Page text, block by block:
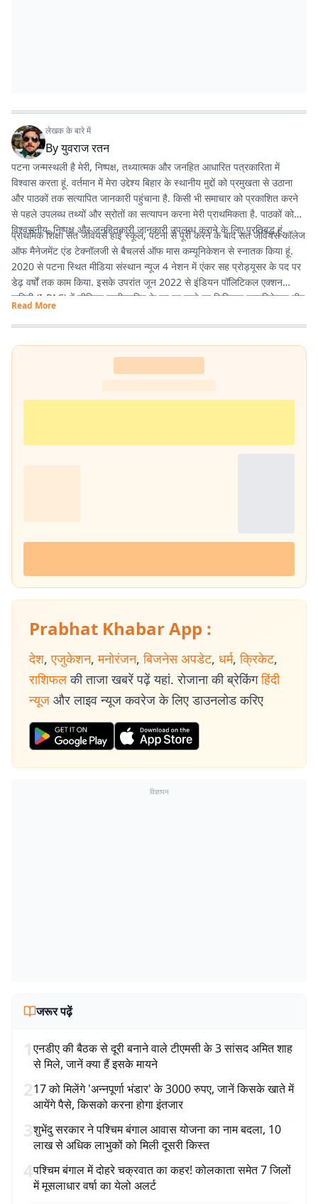
लेखक के बारे में
Byयुवराज रतन
पटना जन्मस्थली है मेरी, निष्पक्ष, तथ्यात्मक और जनहित आधारित पत्रकारिता में
विश्वास करता हूं. वर्तमान में मेरा उद्देश्य बिहार के स्थानीय मुद्दों को प्रमुखता से उठाना
और पाठकों तक सत्यापित जानकारी पहुंचाना है. किसी भी समाचार को प्रकाशित करने
से पहले उपलब्ध तथ्यों और स्रोतों का सत्यापन करना मेरी प्राथमिकता है. पाठकों को
विश्वसनीय, निष्पक्ष और जनहितकारी जानकारी उपलब्ध कराने के लिए प्रतिबद्ध हूं.
प्राथमिक शिक्षा संत जेवियर्स हाई स्कूल, पटना से पूरी करने के बाद संत जेवियर्स कॉलेज
ऑफ मैनेजमेंट एंड टेक्नॉलजी से बैचलर्स ऑफ मास कम्यूनिकेशन से स्नातक किया हूं.
2020 से पटना स्थित मीडिया संस्थान न्यूज 4 नेशन में एंकर सह प्रोड्यूसर के पद पर
डेढ़ वर्षों तक काम किया. इसके उपरांत जून 2022 से इंडियन पॉलिटिकल एक्शन
कमिटी (I-PAC) में सीनियर एग्जीक्यूटिव के पद पर रहते हुए डिजिटल कम्यूनिकेशन टीम
में कार्य करने का मौका मिला. वर्तमान में प्रभात खबर में कंटेंट राइटर के पद पर हूं इसके
माध्यम से नागरिकों के पास तथ्यात्मक और सही सूचनाएँ, खबर और अपडेट देने का कार्य
कर रहा हूं.
Read More
Prabhat Khabar App :
देश, एजुकेशन, मनोरंजन, बिजनेस अपडेट, धर्म, क्रिकेट,
राशिफल की ताजा खबरें पढ़ें यहां. रोजाना की ब्रेकिंग हिंदी
न्यूज और लाइव न्यूज कवरेज के लिए डाउनलोड करिए
विज्ञापन
जरूर पढ़ें
1एनडीए की बैठक से दूरी बनाने वाले टीएमसी के 3 सांसद अमित शाह
से मिले, जानें क्या हैं इसके मायने
217 को मिलेंगे 'अन्नपूर्णा भंडार' के 3000 रुपए, जानें किसके खाते में
आयेंगे पैसे, किसको करना होगा इंतजार
3शुभेंदु सरकार ने पश्चिम बंगाल आवास योजना का नाम बदला, 10
लाख से अधिक लाभुकों को मिली दूसरी किस्त
4पश्चिम बंगाल में दोहरे चक्रवात का कहर! कोलकाता समेत 7 जिलों
में मूसलाधार वर्षा का येलो अलर्ट